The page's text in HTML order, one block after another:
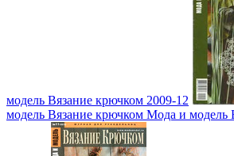
модель Вязание крючком 2009-12
модель Вязание крючком Мода и модель